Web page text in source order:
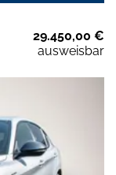
29.450,00 €
ausweisbar